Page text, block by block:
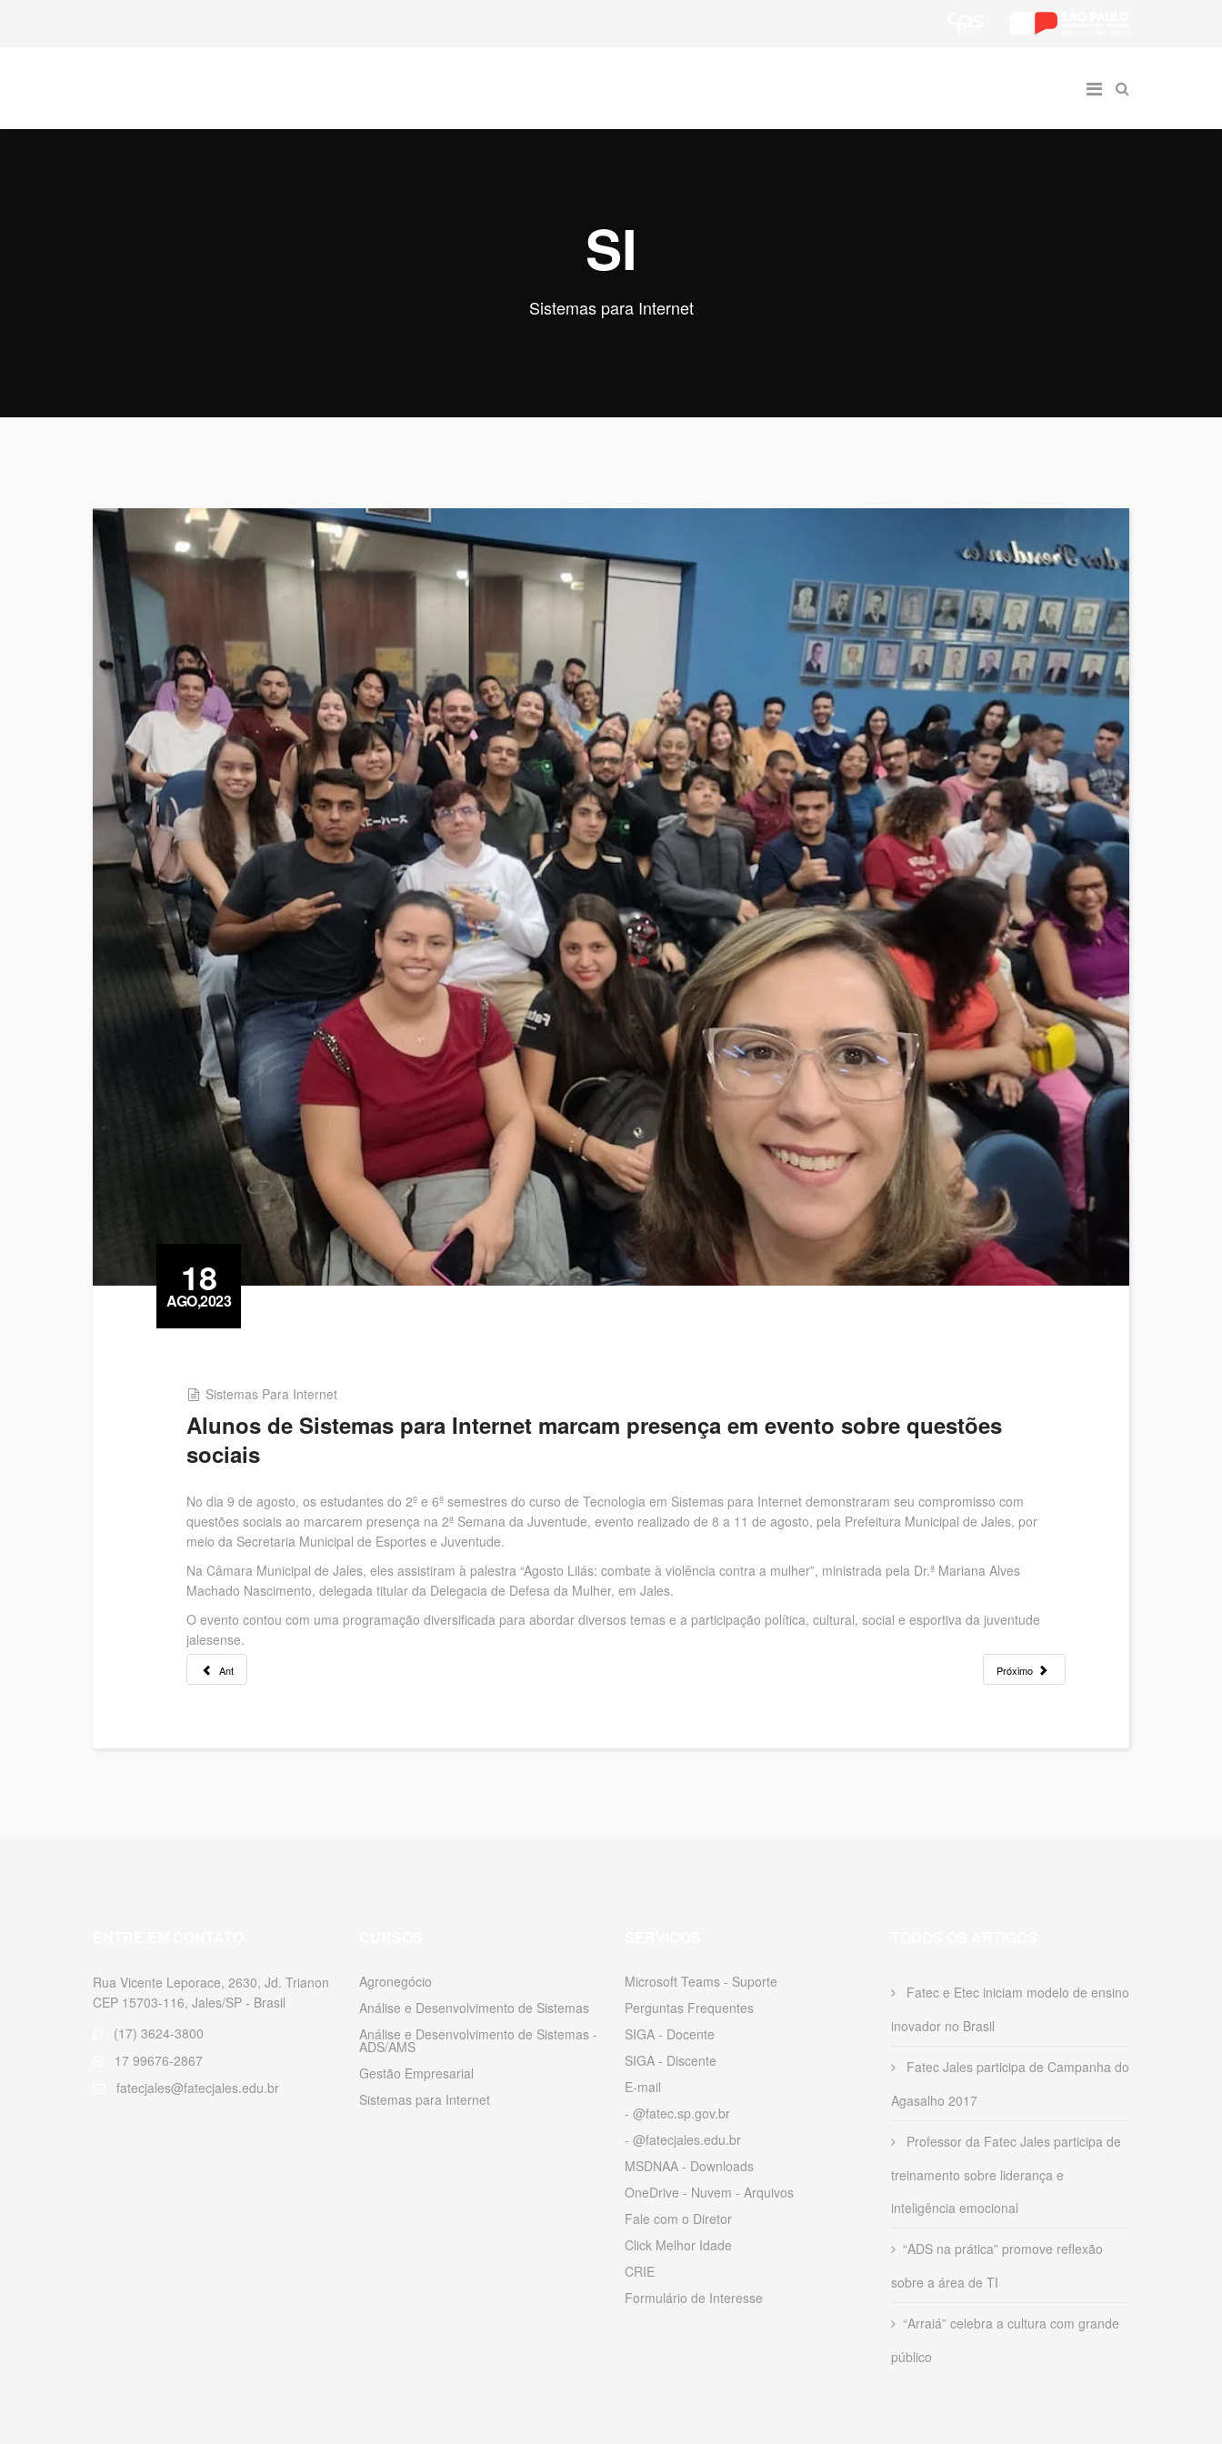
SI
Sistemas para Internet
18
AGO,2023
Sistemas Para Internet
Alunos de Sistemas para Internet marcam presença em evento sobre questões
sociais
No dia 9 de agosto, os estudantes do 2º e 6º semestres do curso de Tecnologia em Sistemas para Internet demonstraram seu compromisso com
questões sociais ao marcarem presença na 2ª Semana da Juventude, evento realizado de 8 a 11 de agosto, pela Prefeitura Municipal de Jales, por
meio da Secretaria Municipal de Esportes e Juventude.
Na Câmara Municipal de Jales, eles assistiram à palestra “Agosto Lilás: combate à violência contra a mulher”, ministrada pela Dr.ª Mariana Alves
Machado Nascimento, delegada titular da Delegacia de Defesa da Mulher, em Jales.
O evento contou com uma programação diversificada para abordar diversos temas e a participação política, cultural, social e esportiva da juventude
jalesense.
Ant Próximo
Rua Vicente Leporace, 2630, Jd. Trianon
CEP 15703-116, Jales/SP - Brasil
(17) 3624-3800
17 99676-2867
fatecjales@fatecjales.edu.br
Agronegócio
Análise e Desenvolvimento de Sistemas
Análise e Desenvolvimento de Sistemas -
ADS/AMS
Gestão Empresarial
Sistemas para Internet
Microsoft Teams - Suporte
Perguntas Frequentes
SIGA - Docente
SIGA - Discente
E-mail
- @fatec.sp.gov.br
- @fatecjales.edu.br
MSDNAA - Downloads
OneDrive - Nuvem - Arquivos
Fale com o Diretor
Click Melhor Idade
CRIE
Formulário de Interesse
Fatec e Etec iniciam modelo de ensino
inovador no Brasil
Fatec Jales participa de Campanha do
Agasalho 2017
Professor da Fatec Jales participa de
treinamento sobre liderança e
inteligência emocional
“ADS na prática” promove reflexão
sobre a área de TI
“Arraiá” celebra a cultura com grande
público